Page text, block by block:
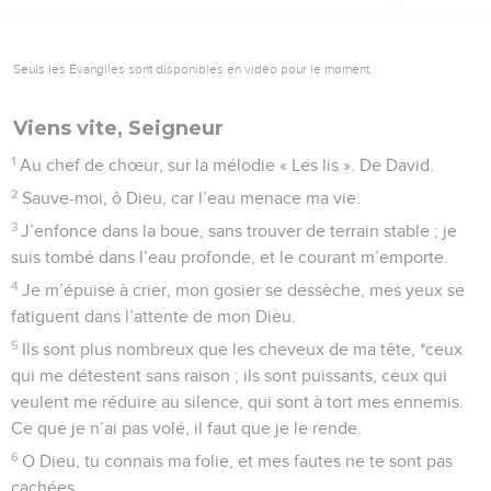
Seuls les Évangiles sont disponibles en vidéo pour le moment.
Viens vite, Seigneur
1 Au chef de chœur, sur la mélodie « Les lis ». De David.
2 Sauve-moi, ô Dieu, car l’eau menace ma vie.
3 J’enfonce dans la boue, sans trouver de terrain stable ; je
suis tombé dans l’eau profonde, et le courant m’emporte.
4 Je m’épuise à crier, mon gosier se dessèche, mes yeux se
fatiguent dans l’attente de mon Dieu.
5 Ils sont plus nombreux que les cheveux de ma tête, *ceux
qui me détestent sans raison ; ils sont puissants, ceux qui
veulent me réduire au silence, qui sont à tort mes ennemis.
Ce que je n’ai pas volé, il faut que je le rende.
6 O Dieu, tu connais ma folie, et mes fautes ne te sont pas
cachées.